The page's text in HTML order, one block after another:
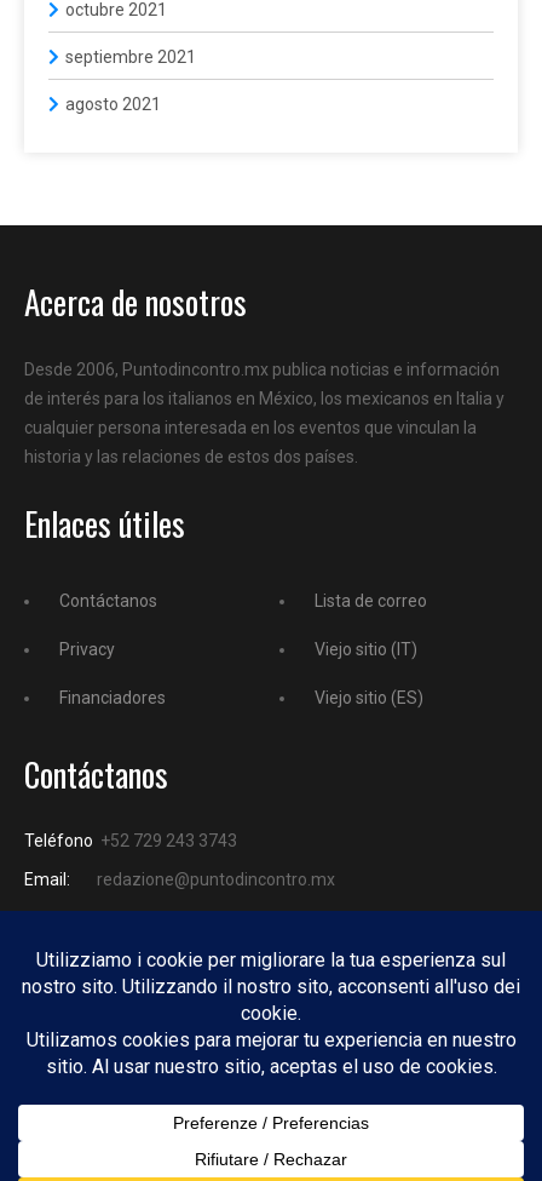
octubre 2021
septiembre 2021
agosto 2021
Acerca de nosotros
Desde 2006, Puntodincontro.mx publica noticias e información
de interés para los italianos en México, los mexicanos en Italia y
cualquier persona interesada en los eventos que vinculan la
historia y las relaciones de estos dos países.
Enlaces útiles
Contáctanos
Privacy
Financiadores
Lista de correo
Viejo sitio (IT)
Viejo sitio (ES)
Contáctanos
Teléfono +52 729 243 3743
Email:
redazione@puntodincontro.mx
PUNTODINCONTRO
Copyright © 2025 Puntodincontro